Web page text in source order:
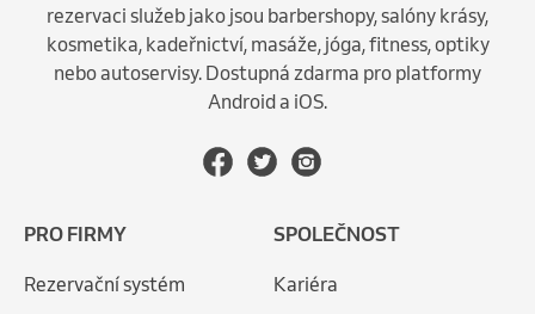
rezervaci služeb jako jsou barbershopy, salóny krásy,
kosmetika, kadeřnictví, masáže, jóga, fitness, optiky
nebo autoservisy. Dostupná zdarma pro platformy
Android a iOS.
PRO FIRMY
Rezervační systém
SPOLEČNOST
Kariéra